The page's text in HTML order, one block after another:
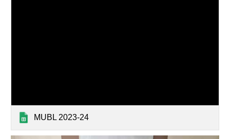
MUBL 2023-24